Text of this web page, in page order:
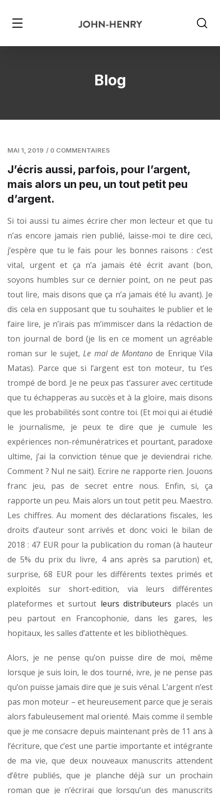
Blog
MAI 1, 2019 / 0 COMMENTAIRES
J’écris aussi, parfois, pour l’argent,
mais alors un peu, un tout petit peu
d’argent.
Si toi aussi tu aimes écrire cher mon lecteur et que tu
n’as encore jamais rien publié, laisse-moi te dire ceci,
j’espère que tu le fais pour les bonnes raisons : c’est
vital, urgent et ça n’a jamais été écrit avant (bon,
soyons humbles sur ce dernier point, on ne peut pas
tout lire, mais disons que ça n’a jamais été lu avant). Je
dis cela en supposant que tu souhaites le publier et le
faire lire, je n’irais pas m’immiscer dans la rédaction de
ton journal de bord (je lis en ce moment un agréable
roman sur le sujet,Le mal de Montano de Enrique Vila
Matas). Parce que si l’argent est ton moteur, tu t’es
trompé de bord. Je ne peux pas t’assurer avec certitude
que tu échapperas au succès et à la gloire, mais disons
que les probabilités sont contre toi. (Et moi qui ai étudié
le journalisme, je peux te dire que je cumule les
expériences non-rémunératrices et pourtant, paradoxe
ultime, j’ai la conviction ténue que je deviendrai riche.
Comment ? Nul ne sait). Ecrire ne rapporte rien. Jouons
franc jeu, pas de secret entre nous. Enfin, si, ça
rapporte un peu. Mais alors un tout petit peu. Maestro.
Les chiffres. Au moment des déclarations fiscales, les
droits d’auteur sont arrivés et donc voici le bilan de
2018 : 47 EUR pour la publication du roman (à hauteur
de 5% du prix du livre, 4 ans après sa parution) et,
surprise, 68 EUR pour les différents textes primés et
exploités sur short-edition, via leurs différentes
plateformes et surtout leurs distributeurs placés un
peu partout en Francophonie, dans les gares, les
hopitaux, les salles d’attente et les bibliothèques.
Alors, je ne pense qu’on puisse dire de moi, même
lorsque je suis loin, le dos tourné, ivre, je ne pense pas
qu’on puisse jamais dire que je suis vénal. L’argent n’est
pas mon moteur – et heureusement parce que je serais
alors fabuleusement mal orienté. Mais comme il semble
que je me consacre depuis maintenant près de 11 ans à
l’écriture, que c’est une partie importante et intégrante
de ma vie, que deux nouveaux manuscrits attendent
d’être publiés, que je planche déjà sur un prochain
roman que je n’écrirai que lorsqu’un des manuscrits